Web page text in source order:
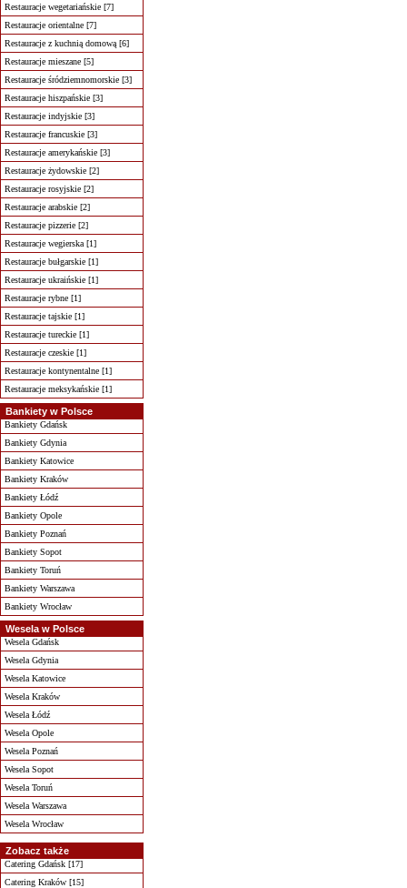
Restauracje wegetariańskie [7]
Restauracje orientalne [7]
Restauracje z kuchnią domową [6]
Restauracje mieszane [5]
Restauracje śródziemnomorskie [3]
Restauracje hiszpańskie [3]
Restauracje indyjskie [3]
Restauracje francuskie [3]
Restauracje amerykańskie [3]
Restauracje żydowskie [2]
Restauracje rosyjskie [2]
Restauracje arabskie [2]
Restauracje pizzerie [2]
Restauracje wegierska [1]
Restauracje bułgarskie [1]
Restauracje ukraińskie [1]
Restauracje rybne [1]
Restauracje tajskie [1]
Restauracje tureckie [1]
Restauracje czeskie [1]
Restauracje kontynentalne [1]
Restauracje meksykańskie [1]
Bankiety w Polsce
Bankiety Gdańsk
Bankiety Gdynia
Bankiety Katowice
Bankiety Kraków
Bankiety Łódź
Bankiety Opole
Bankiety Poznań
Bankiety Sopot
Bankiety Toruń
Bankiety Warszawa
Bankiety Wrocław
Wesela w Polsce
Wesela Gdańsk
Wesela Gdynia
Wesela Katowice
Wesela Kraków
Wesela Łódź
Wesela Opole
Wesela Poznań
Wesela Sopot
Wesela Toruń
Wesela Warszawa
Wesela Wrocław
Zobacz także
Catering Gdańsk [17]
Catering Kraków [15]